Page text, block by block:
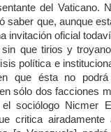
del Vaticano.
que, aunque
invitación oficial
que tirios y
política e
que ésta no
sólo dos facciones
sociólogo Nicmer
critica